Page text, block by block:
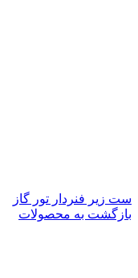
ست زیر فنردار تور گاز
بازگشت به محصولات